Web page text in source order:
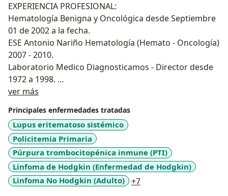
EXPERIENCIA PROFESIONAL:
Hematología Benigna y Oncológica desde Septiembre
01 de 2002 a la fecha.
ESE Antonio Nariño Hematología (Hemato - Oncología)
2007 - 2010.
Laboratorio Medico Diagnosticamos - Director desde
1972 a 1998.
Univalle - HUV Departamento Medicina Interna 1967 a
HUV Medico Internista - Clínica de Pensionados 1998 a
2001.
Director del laboratorio de radioisótopos en el HUV.
ver más
Principales enfermedades tratadas
Lupus eritematoso sistémico
Policitemia Primaria
Púrpura trombocitopénica inmune (PTI)
Linfoma de Hodgkin (Enfermedad de Hodgkin)
Linfoma No Hodgkin (Adulto)
+7